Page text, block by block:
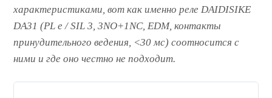
характеристиками, вот как именно реле DAIDISIKE
DA31 (PL e / SIL 3, 3NO+1NC, EDM, контакты
принудительного ведения, <30 мс) соотносится с
ними и где оно честно не подходит.